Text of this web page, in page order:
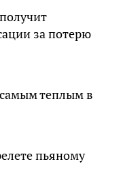
за потерю
теплым в
пьяному